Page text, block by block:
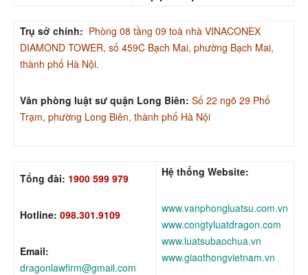
Trụ sở chính: Phòng 08 tầng 09 toà nhà VINACONEX
DIAMOND TOWER, số 459C Bạch Mai, phường Bạch Mai,
thành phố Hà Nội.
Văn phòng luật sư quận Long Biên: Số 22 ngõ 29 Phố
Trạm, phường Long Biên, thành phố Hà Nội
Tổng đài: 1900 599 979
Hotline: 098.301.9109
Email:
dragonlawfirm@gmail.com
Hệ thống Website:
www.vanphongluatsu.com.vn
www.congtyluatdragon.com
www.luatsubaochua.vn
www.giaothongvietnam.vn